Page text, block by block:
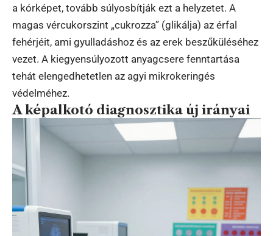
a kórképet, tovább súlyosbítják ezt a helyzetet. A
magas vércukorszint „cukrozza” (glikálja) az érfal
fehérjéit, ami gyulladáshoz és az erek beszűküléséhez
vezet. A kiegyensúlyozott anyagcsere fenntartása
tehát elengedhetetlen az agyi mikrokeringés
védelméhez.
A képalkotó diagnosztika új irányai